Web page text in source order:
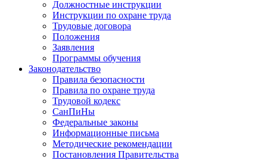
Должностные инструкции
Инструкции по охране труда
Трудовые договора
Положения
Заявления
Программы обучения
Законодательство
Правила безопасности
Правила по охране труда
Трудовой кодекс
СанПиНы
Федеральные законы
Информационные письма
Методические рекомендации
Постановления Правительства